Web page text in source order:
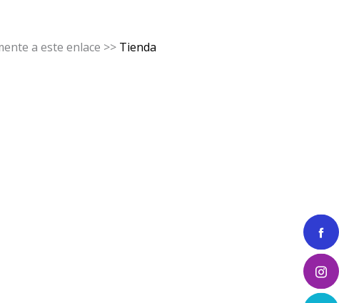
a este enlace >> Tienda